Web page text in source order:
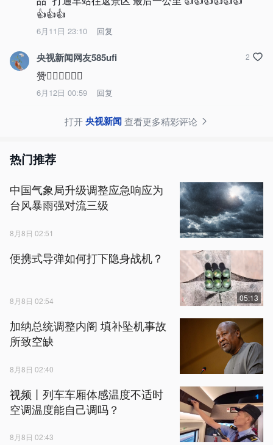
👍👍👍
6月11日 23:10 回复
央视新闻网友585ufi
赞👍🏻👍🏻👍🏻
6月12日 00:59 回复
2
打开央视新闻查看更多精彩评论
热门推荐
中国气象局升级调整应急响应为
台风暴雨强对流三级
8月8日 02:51
便携式导弹如何打下隐身战机？
8月8日 02:54 05:13
加纳总统调整内阁 填补坠机事故
所致空缺
8月8日 02:40
视频丨列车车厢体感温度不适时
空调温度能自己调吗？
8月8日 02:43